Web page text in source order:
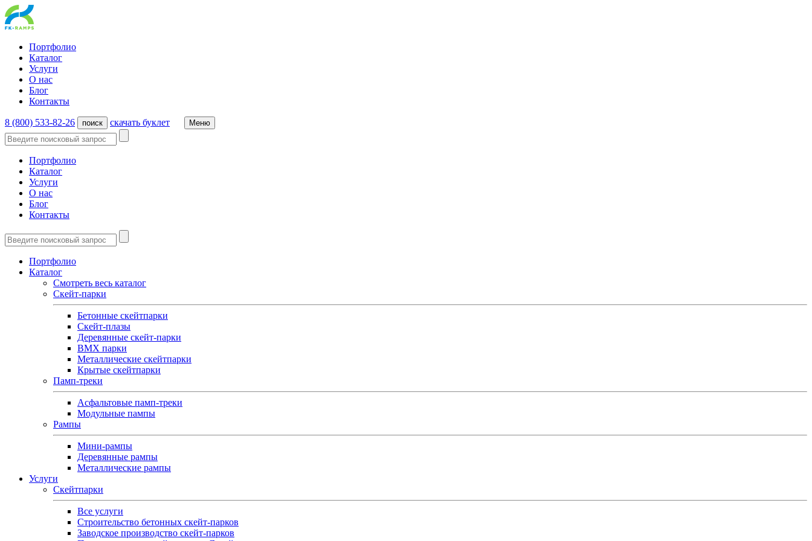
Портфолио
Каталог
Услуги
О нас
Блог
Контакты
8 (800) 533-82-26 поиск cкачать буклет Меню
Портфолио
Каталог
Услуги
О нас
Блог
Контакты
Портфолио
Каталог
Смотреть весь каталог
Скейт-парки
Бетонные скейтпарки
Скейт‑плазы
Деревянные скейт‑парки
BMX парки
Металлические скейтпарки
Крытые скейтпарки
Памп-треки
Асфальтовые памп‑треки
Модульные пампы
Рампы
Мини-рампы
Деревянные рампы
Металлические рампы
Услуги
Скейтпарки
Все услуги
Строительство бетонных скейт-парков
Заводское производство скейт-парков